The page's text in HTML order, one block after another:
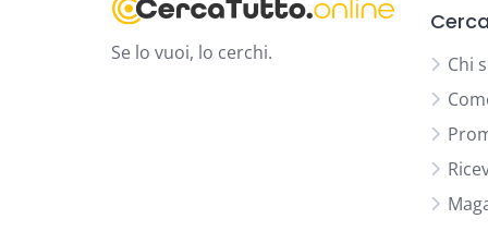
Se lo vuoi, lo cerchi.
Chi